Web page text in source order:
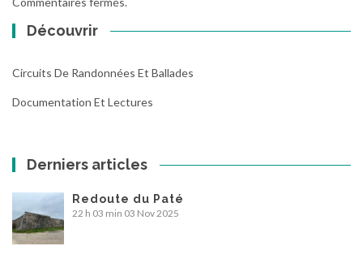
Découvrir
Circuits De Randonnées Et Ballades
Documentation Et Lectures
Derniers articles
Redoute du Paté
22 h 03 min 03 Nov 2025